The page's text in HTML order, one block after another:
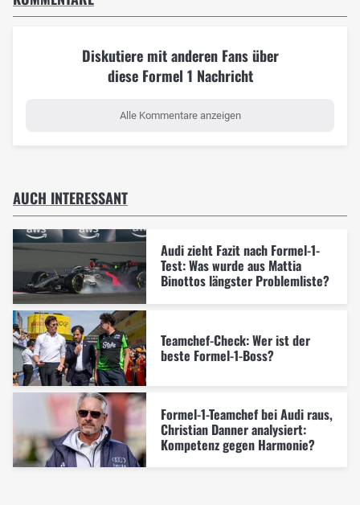
Diskutiere mit anderen Fans über
diese Formel 1 Nachricht
Alle Kommentare anzeigen
AUCH INTERESSANT
Audi zieht Fazit nach Formel-1-
Test: Was wurde aus Mattia
Binottos längster Problemliste?
Teamchef-Check: Wer ist der
beste Formel-1-Boss?
Formel-1-Teamchef bei Audi raus,
Christian Danner analysiert:
Kompetenz gegen Harmonie?